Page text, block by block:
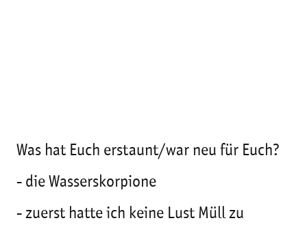
Was hat Euch erstaunt/war neu für Euch?
- die Wasserskorpione
- zuerst hatte ich keine Lust Müll zu